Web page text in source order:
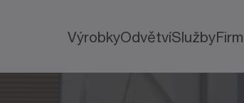
VýrobkyOdvětvíSlužby